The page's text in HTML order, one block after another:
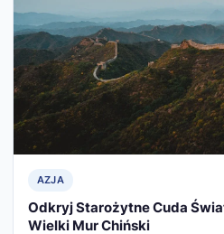
AZJA
Odkryj Starożytne Cuda
Wielki Mur Chiński